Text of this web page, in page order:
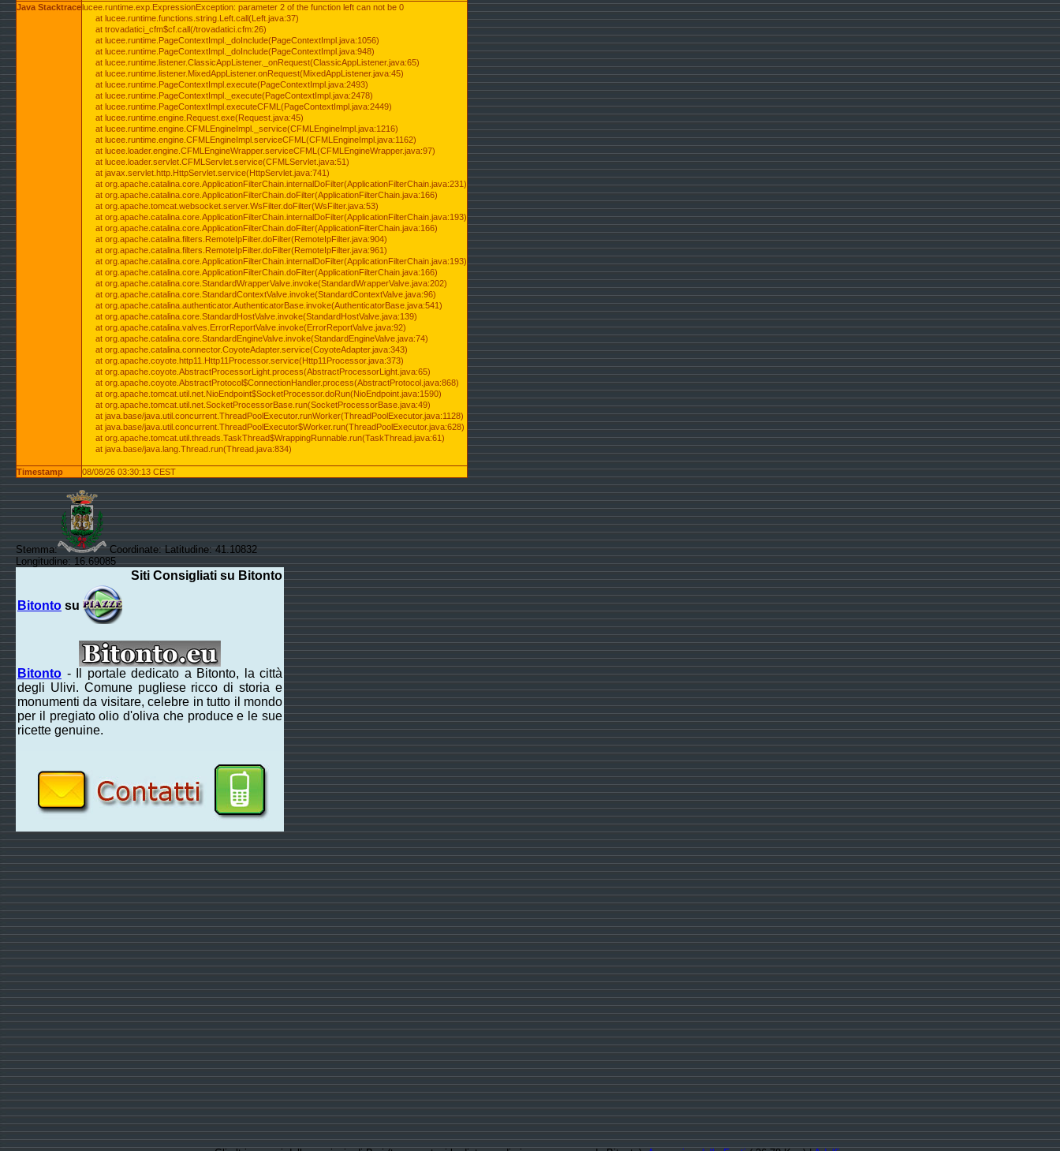
Java Stacktracelucee.runtime.exp.ExpressionException: parameter 2 of the function left can not be 0
at lucee.runtime.functions.string.Left.call(Left.java:37)
at trovadatici_cfm$cf.call(/trovadatici.cfm:26)
at lucee.runtime.PageContextImpl._doInclude(PageContextImpl.java:1056)
at lucee.runtime.PageContextImpl._doInclude(PageContextImpl.java:948)
at lucee.runtime.listener.ClassicAppListener._onRequest(ClassicAppListener.java:65)
at lucee.runtime.listener.MixedAppListener.onRequest(MixedAppListener.java:45)
at lucee.runtime.PageContextImpl.execute(PageContextImpl.java:2493)
at lucee.runtime.PageContextImpl._execute(PageContextImpl.java:2478)
at lucee.runtime.PageContextImpl.executeCFML(PageContextImpl.java:2449)
at lucee.runtime.engine.Request.exe(Request.java:45)
at lucee.runtime.engine.CFMLEngineImpl._service(CFMLEngineImpl.java:1216)
at lucee.runtime.engine.CFMLEngineImpl.serviceCFML(CFMLEngineImpl.java:1162)
at lucee.loader.engine.CFMLEngineWrapper.serviceCFML(CFMLEngineWrapper.java:97)
at lucee.loader.servlet.CFMLServlet.service(CFMLServlet.java:51)
at javax.servlet.http.HttpServlet.service(HttpServlet.java:741)
at org.apache.catalina.core.ApplicationFilterChain.internalDoFilter(ApplicationFilterChain.java:231)
at org.apache.catalina.core.ApplicationFilterChain.doFilter(ApplicationFilterChain.java:166)
at org.apache.tomcat.websocket.server.WsFilter.doFilter(WsFilter.java:53)
at org.apache.catalina.core.ApplicationFilterChain.internalDoFilter(ApplicationFilterChain.java:193)
at org.apache.catalina.core.ApplicationFilterChain.doFilter(ApplicationFilterChain.java:166)
at org.apache.catalina.filters.RemoteIpFilter.doFilter(RemoteIpFilter.java:904)
at org.apache.catalina.filters.RemoteIpFilter.doFilter(RemoteIpFilter.java:961)
at org.apache.catalina.core.ApplicationFilterChain.internalDoFilter(ApplicationFilterChain.java:193)
at org.apache.catalina.core.ApplicationFilterChain.doFilter(ApplicationFilterChain.java:166)
at org.apache.catalina.core.StandardWrapperValve.invoke(StandardWrapperValve.java:202)
at org.apache.catalina.core.StandardContextValve.invoke(StandardContextValve.java:96)
at org.apache.catalina.authenticator.AuthenticatorBase.invoke(AuthenticatorBase.java:541)
at org.apache.catalina.core.StandardHostValve.invoke(StandardHostValve.java:139)
at org.apache.catalina.valves.ErrorReportValve.invoke(ErrorReportValve.java:92)
at org.apache.catalina.core.StandardEngineValve.invoke(StandardEngineValve.java:74)
at org.apache.catalina.connector.CoyoteAdapter.service(CoyoteAdapter.java:343)
at org.apache.coyote.http11.Http11Processor.service(Http11Processor.java:373)
at org.apache.coyote.AbstractProcessorLight.process(AbstractProcessorLight.java:65)
at org.apache.coyote.AbstractProtocol$ConnectionHandler.process(AbstractProtocol.java:868)
at org.apache.tomcat.util.net.NioEndpoint$SocketProcessor.doRun(NioEndpoint.java:1590)
at org.apache.tomcat.util.net.SocketProcessorBase.run(SocketProcessorBase.java:49)
at java.base/java.util.concurrent.ThreadPoolExecutor.runWorker(ThreadPoolExecutor.java:1128)
at java.base/java.util.concurrent.ThreadPoolExecutor$Worker.run(ThreadPoolExecutor.java:628)
at org.apache.tomcat.util.threads.TaskThread$WrappingRunnable.run(TaskThread.java:61)
at java.base/java.lang.Thread.run(Thread.java:834)
Timestamp 08/08/26 03:30:13 CEST
Stemma:
Coordinate: Latitudine: 41.10832
Longitudine: 16.69085
Siti Consigliati su Bitonto
Bitonto su
Bitonto - Il portale dedicato a Bitonto, la città
degli Ulivi. Comune pugliese ricco di storia e
monumenti da visitare, celebre in tutto il mondo
per il pregiato olio d'oliva che produce e le sue
ricette genuine.